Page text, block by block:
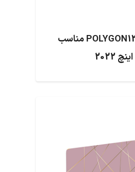
برچسب تزئینی طرحPOLYGON13 مناسب